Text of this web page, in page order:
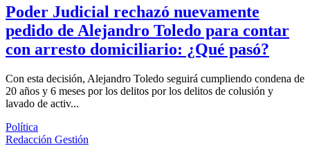
Poder Judicial rechazó nuevamente
pedido de Alejandro Toledo para contar
con arresto domiciliario: ¿Qué pasó?
Con esta decisión, Alejandro Toledo seguirá cumpliendo condena de
20 años y 6 meses por los delitos por los delitos de colusión y
lavado de activ...
Política
Redacción Gestión